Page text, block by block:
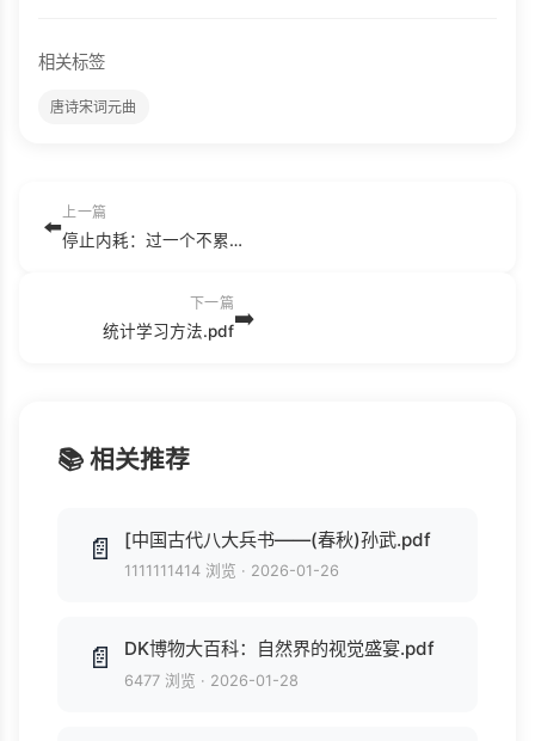
相关标签
唐诗宋词元曲
⬅️
上一篇
停止内耗：过一个不累的人生—若杉.mobi
下一篇
统计学习方法.pdf➡️
📚 相关推荐
📄 [中国古代八大兵书——(春秋)孙武.pdf
1111111414 浏览 · 2026-01-26
📄 DK博物大百科：自然界的视觉盛宴.pdf
6477 浏览 · 2026-01-28